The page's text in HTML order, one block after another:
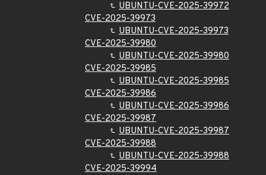
UBUNTU-CVE-2025-39972
CVE-2025-39973
UBUNTU-CVE-2025-39973
CVE-2025-39980
UBUNTU-CVE-2025-39980
CVE-2025-39985
UBUNTU-CVE-2025-39985
CVE-2025-39986
UBUNTU-CVE-2025-39986
CVE-2025-39987
UBUNTU-CVE-2025-39987
CVE-2025-39988
UBUNTU-CVE-2025-39988
CVE-2025-39994